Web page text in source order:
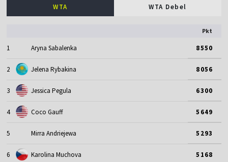
WTA WTA Debel
Pkt
1 Aryna Sabalenka 8550
2 Jelena Rybakina 8056
3 Jessica Pegula 6300
4 Coco Gauff 5649
5 Mirra Andriejewa 5293
6 Karolina Muchova 5168